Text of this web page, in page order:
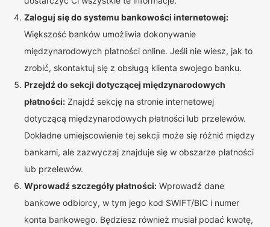
Zaloguj się do systemu bankowości internetowej:
Większość banków umożliwia dokonywanie
międzynarodowych płatności online. Jeśli nie wiesz, jak to
zrobić, skontaktuj się z obsługą klienta swojego banku.
Przejdź do sekcji dotyczącej międzynarodowych
płatności: Znajdź sekcję na stronie internetowej
dotyczącą międzynarodowych płatności lub przelewów.
Dokładne umiejscowienie tej sekcji może się różnić między
bankami, ale zazwyczaj znajduje się w obszarze płatności
lub przelewów.
Wprowadź szczegóły płatności: Wprowadź dane
bankowe odbiorcy, w tym jego kod SWIFT/BIC i numer
konta bankowego. Będziesz również musiał podać kwotę,